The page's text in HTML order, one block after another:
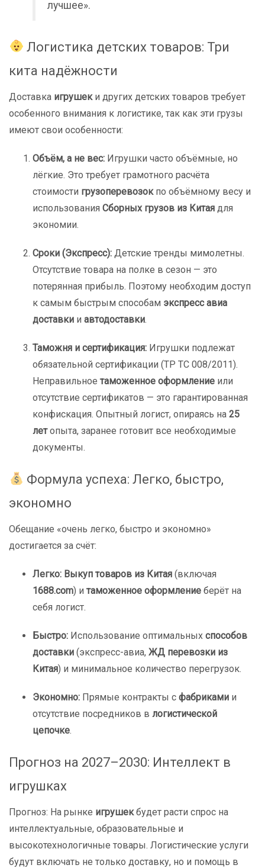
лучшее».
Логистика детских товаров: Три
кита надёжности
Доставка игрушеки других детских товаров требует
особенного внимания к логистике, так как эти грузы
имеют свои особенности:
Объём, а не вес: Игрушки часто объёмные, но
лёгкие. Это требует грамотного расчёта
стоимости грузоперевозокпо объёмному весу и
использования Сборных грузов из Китая для
экономии.
Сроки (Экспресс): Детские тренды мимолетны.
Отсутствие товара на полке в сезон — это
потерянная прибыль. Поэтому необходим доступ
к самым быстрым способам экспресс авиа
доставки и автодоставки.
Таможня и сертификация: Игрушки подлежат
обязательной сертификации (ТР ТС 008/2011).
Неправильное таможенное оформление или
отсутствие сертификатов — это гарантированная
конфискация. Опытный логист, опираясь на 25
летопыта, заранее готовит все необходимые
документы.
Формула успеха: Легко, быстро,
экономно
Обещание «очень легко, быстро и экономно»
достигается за счёт:
Легко: Выкуп товаров из Китая (включая
1688.com) и таможенное оформление берёт на
себя логист.
Быстро: Использование оптимальных способов
доставки (экспресс-авиа, ЖД перевозки из
Китая) и минимальное количество перегрузок.
Экономно: Прямые контракты с фабриками и
отсутствие посредников в логистической
цепочке.
Прогноз на 2027–2030: Интеллект в
игрушках
Прогноз: На рынке игрушекбудет расти спрос на
интеллектуальные, образовательные и
высокотехнологичные товары. Логистические услуги
будут включать не только доставку, но и помощь в